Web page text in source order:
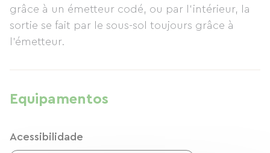
aquário, etc. Terraço de 11 m² com móveis de
jardim e plantas. Sala de estar com cozinha
equipada: geladeira, lava-louças, forno
pessoas, TV, DVD player, rádio/CD player.
Banheiro com banheira, pia, máquina de lavar
casal e cama de solteiro, cômoda, travesseiros,
grâce à un émetteur codé, ou par l'intérieur, la
sortie se fait par le sous-sol toujours grâce à
l'émetteur.
Equipamentos
Acessibilidade